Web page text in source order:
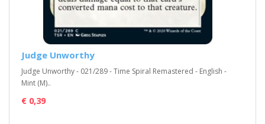
Judge Unworthy
Judge Unworthy - 021/289 - Time Spiral Remastered - English -
Mint (M)..
€ 0,39